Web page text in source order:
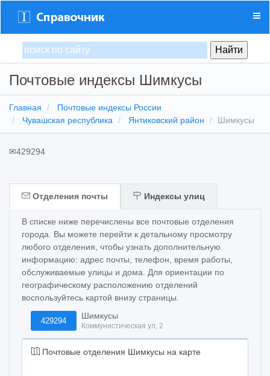
Почтовые индексы Шимкусы
Главная
Почтовые индексы России
Чувашская республика
Янтиковский район Шимкусы
✉429294
Отделения почты Индексы улиц
В списке ниже перечислены все почтовые отделения
города. Вы можете перейти к детальному просмотру
любого отделения, чтобы узнать дополнительную
информацию: адрес почты, телефон, время работы,
обслуживаемые улицы и дома. Для ориентации по
географическому расположению отделений
воспользуйтесь картой внизу страницы.
429294
Шимкусы
Коммунистическая ул, 2
Почтовые отделения Шимкусы на карте